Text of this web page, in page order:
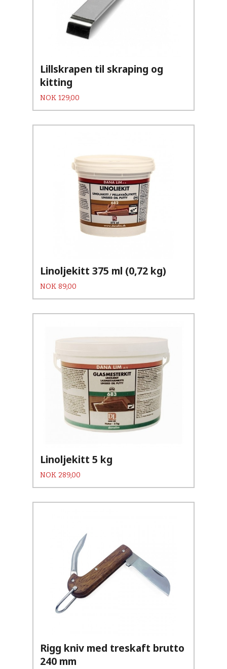
Lillskrapen til skraping og
kitting
Pris
NOK 129,00
Linoljekitt 375 ml (0,72 kg)
Pris
NOK 89,00
Linoljekitt 5 kg
Pris
NOK 289,00
Rigg kniv med treskaft brutto
240 mm